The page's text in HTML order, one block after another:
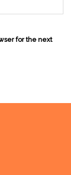
for the next